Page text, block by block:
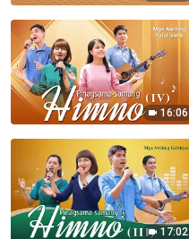
16:06
17:02